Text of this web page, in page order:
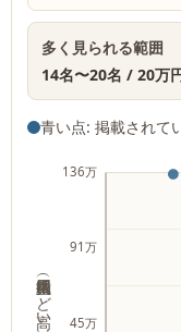
多く見られる範囲
14名〜20名 / 20万
青い点: 掲載されて
掲載費用（上ほど高い）
45万
91万
136万